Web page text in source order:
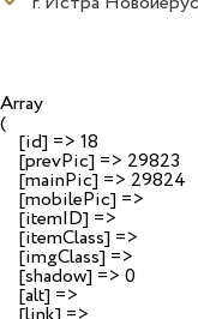
Array
(
    [id] => 18
    [prevPic] => 29823
    [mainPic] => 29824
    [mobilePic] =>
    [itemID] =>
    [itemClass] =>
    [imgClass] =>
    [shadow] => 0
    [alt] =>